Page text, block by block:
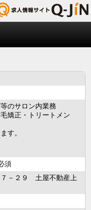
のサロン内業務
矯正・トリートメン
す。
須
－２９ 土屋不動産上